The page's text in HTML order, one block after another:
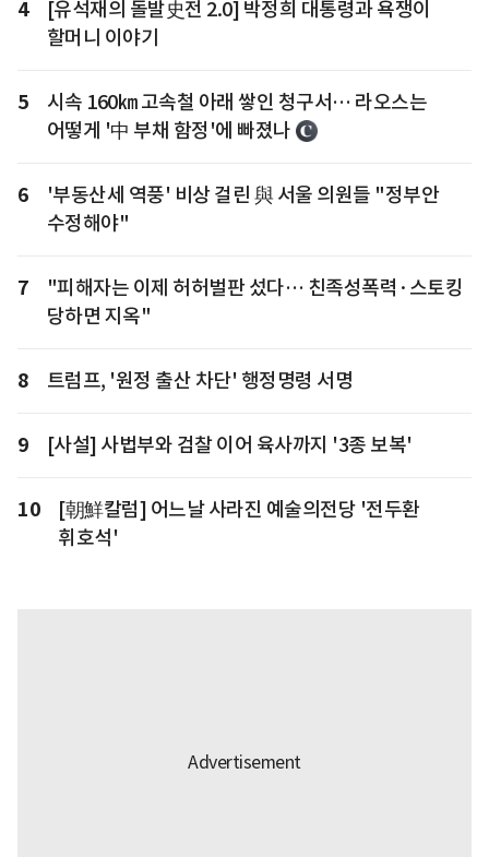
4
[유석재의 돌발史전 2.0] 박정희 대통령과 욕쟁이
할머니 이야기
5
시속 160㎞ 고속철 아래 쌓인 청구서… 라오스는
어떻게 '中 부채 함정'에 빠졌나
6
'부동산세 역풍' 비상 걸린 與 서울 의원들 "정부안
수정해야"
7
"피해자는 이제 허허벌판 섰다… 친족성폭력·스토킹
당하면 지옥"
8 트럼프, '원정 출산 차단' 행정명령 서명
9 [사설] 사법부와 검찰 이어 육사까지 '3종 보복'
10
[朝鮮칼럼] 어느날 사라진 예술의전당 '전두환
휘호석'